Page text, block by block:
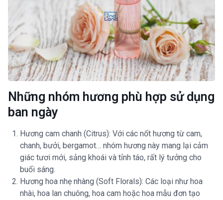
Những nhóm hương phù hợp sử dụng
ban ngày
Hương cam chanh (Citrus): Với các nốt hương từ cam,
chanh, bưởi, bergamot… nhóm hương này mang lại cảm
giác tươi mới, sảng khoái và tỉnh táo, rất lý tưởng cho
buổi sáng.
Hương hoa nhẹ nhàng (Soft Florals): Các loại như hoa
nhài, hoa lan chuông, hoa cam hoặc hoa mẫu đơn tạo